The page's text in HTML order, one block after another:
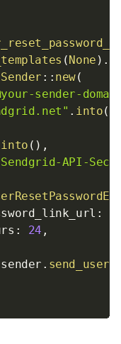
( None ) .
Sender :: new(
sender-
. into(
into ( ) ,
Sendgrid-API-
:
: 24 ,
sender .